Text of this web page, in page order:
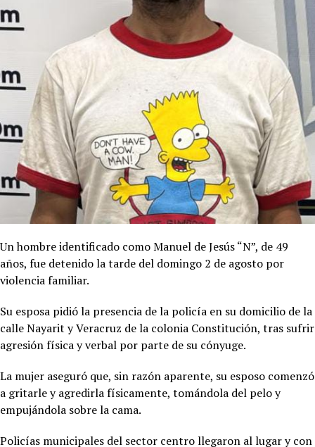
Un hombre identificado como Manuel de Jesús “N”, de 49
años, fue detenido la tarde del domingo 2 de agosto por
violencia familiar.
Su esposa pidió la presencia de la policía en su domicilio de la
calle Nayarit y Veracruz de la colonia Constitución, tras sufrir
agresión física y verbal por parte de su cónyuge.
La mujer aseguró que, sin razón aparente, su esposo comenzó
a gritarle y agredirla físicamente, tomándola del pelo y
empujándola sobre la cama.
Policías municipales del sector centro llegaron al lugar y con